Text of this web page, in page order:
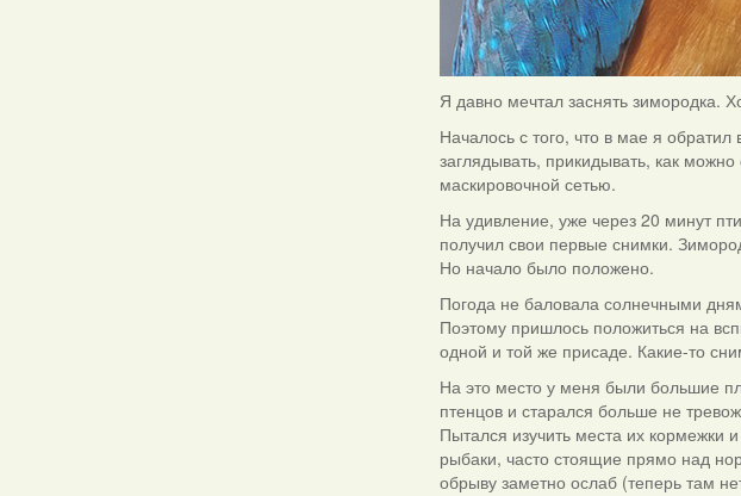
Я давно мечтал заснять зимородка.
Началось с того, что в мае я
заглядывать, прикидывать, как
маскировочной сетью.
На удивление, уже через 20 минут
получил свои первые снимки.
Но начало было положено.
Погода не баловала солнечными
Поэтому пришлось положиться на
одной и той же присаде. Какие-то
На это место у меня были большие
птенцов и старался больше не
Пытался изучить места их кормежки
рыбаки, часто стоящие прямо над
обрыву заметно ослаб (теперь там